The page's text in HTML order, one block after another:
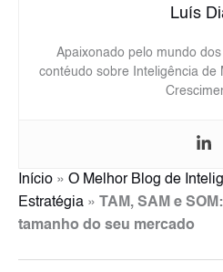
Luís
Apaixonado pelo mundo
contéudo sobre Inteligência de
Início » O Melhor Blog de
Estratégia » TAM, SAM e
tamanho do seu mercado